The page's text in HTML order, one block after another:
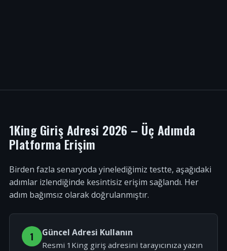
1King Giriş Adresi 2026 – Üç Adımda
Platforma Erişim
Birden fazla senaryoda yinelediğimiz testte, aşağıdaki
adımlar izlendiğinde kesintisiz erişim sağlandı. Her
adım bağımsız olarak doğrulanmıştır.
1 Güncel Adresi Kullanın
Resmi 1King giriş adresini tarayıcınıza yazın